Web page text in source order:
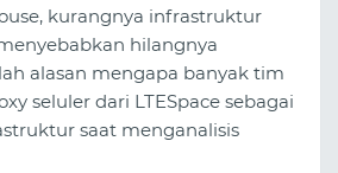
kurangnya infrastruktur
hilangnya
alasan mengapa banyak tim
seluler dari LTESpace sebagai
saat menganalisis